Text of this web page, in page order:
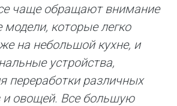
чаще обращают внимание
которые легко
на небольшой кухне, и
устройства,
переработки различных
и овощей. Все большую